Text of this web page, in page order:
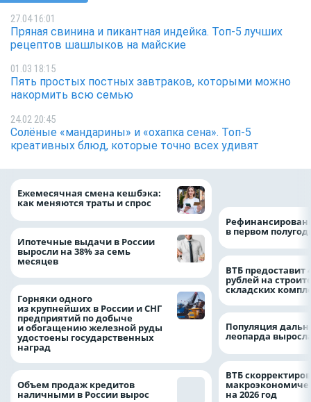
27.04 16:01
Пряная свинина и пикантная индейка. Топ-5 лучших
рецептов шашлыков на майские
01.03 18:15
Пять простых постных завтраков, которыми можно
накормить всю семью
24.02 20:45
Солёные «мандарины» и «охапка сена». Топ-5
креативных блюд, которые точно всех удивят
Ежемесячная смена кешбэка:
как меняются траты и спрос
Ипотечные выдачи в России
выросли на 38% за семь
месяцев
Горняки одного
из крупнейших в России и СНГ
предприятий по добыче
и обогащению железной руды
удостоены государственных
наград
Объем продаж кредитов
наличными в России вырос
в первом
ВТБ предоставит
рублей на
складских
Популяция
леопарда
ВТБ
на 2026 год